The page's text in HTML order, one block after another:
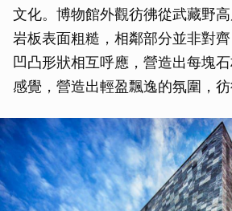
文化。博物館外觀彷彿從武藏野
岩板表面粗糙，相鄰部分並非對
凹凸形狀相互呼應，營造出每塊
感覺，營造出輕盈飄逸的氛圍，彷